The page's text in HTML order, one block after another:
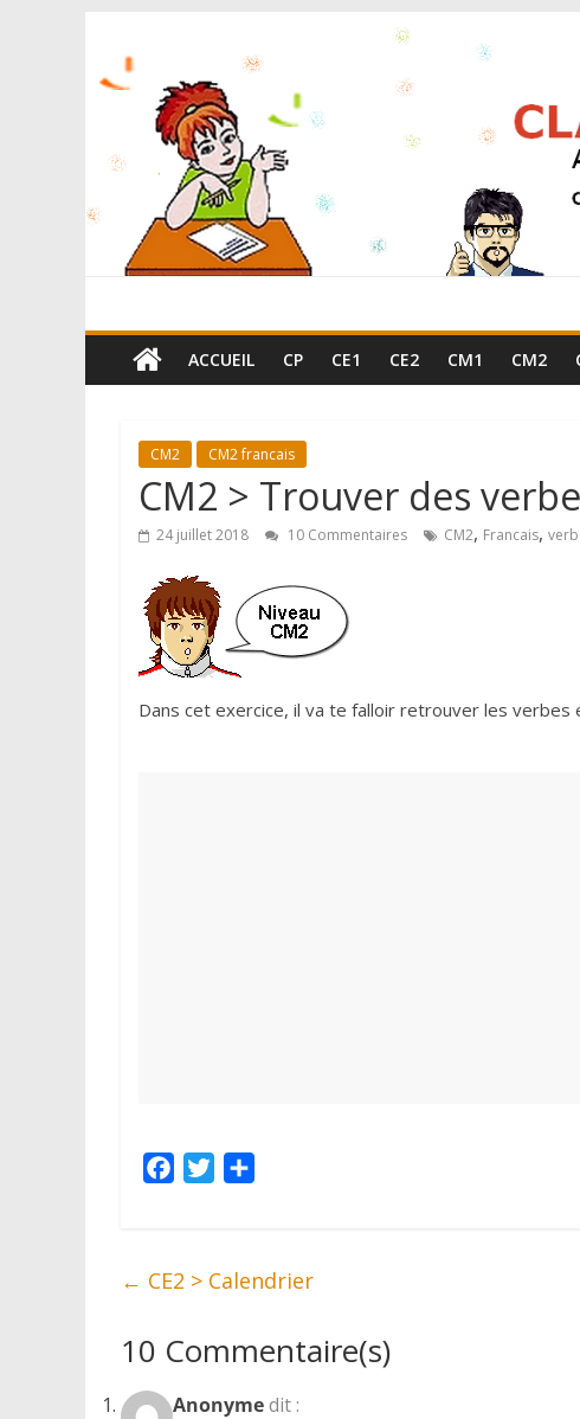
ACCUEIL CP CE1 CE2 CM1 CM2
CM2 CM2 francais
CM2 > Trouver des
24 juillet 2018 10 Commentaires CM2, Francais,
Dans cet exercice, il va te falloir retrouver les verbes
b
o
t
r
a
e
← CE2 > Calendrier
10 Commentaire(s)
Anonymedit :